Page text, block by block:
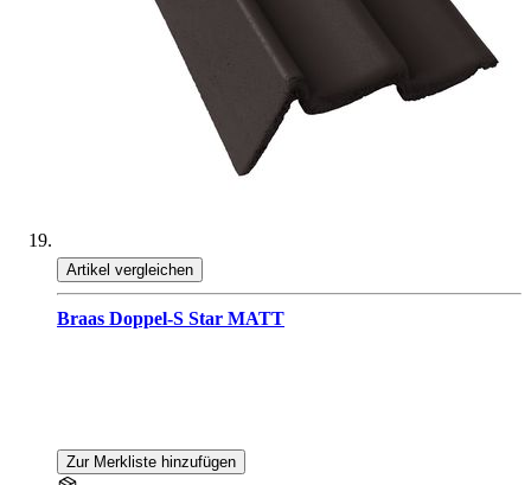
Artikel vergleichen
Braas Doppel-S Star MATT
Zur Merkliste hinzufügen